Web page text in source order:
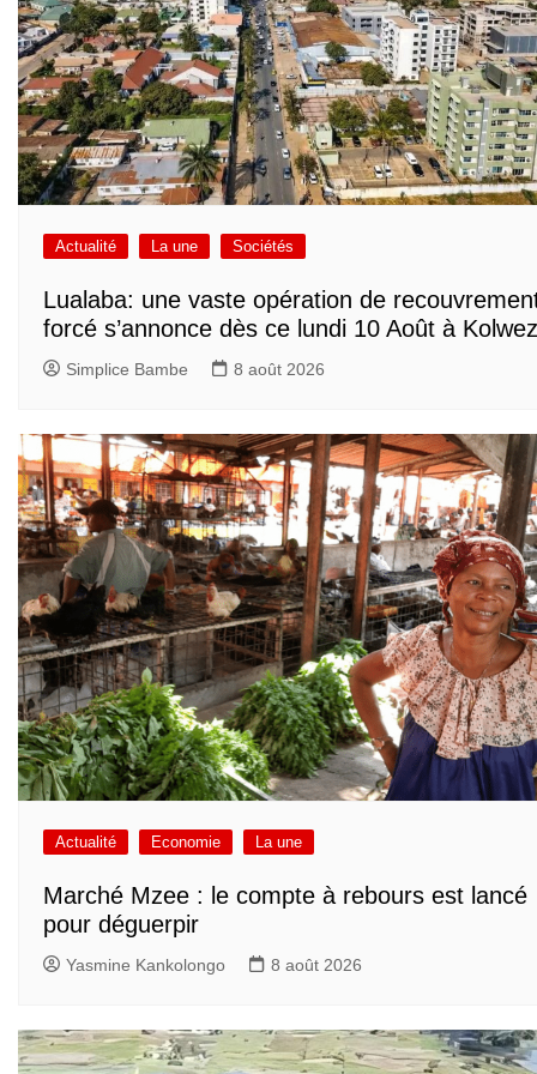
Actualité La une Sociétés
Lualaba: une vaste opération de
forcé s’annonce dès ce lundi 10 Août à
Simplice Bambe 8 août 2026
Actualité Economie La une
Marché Mzee : le compte à rebours est lancé
pour déguerpir
Yasmine Kankolongo 8 août 2026